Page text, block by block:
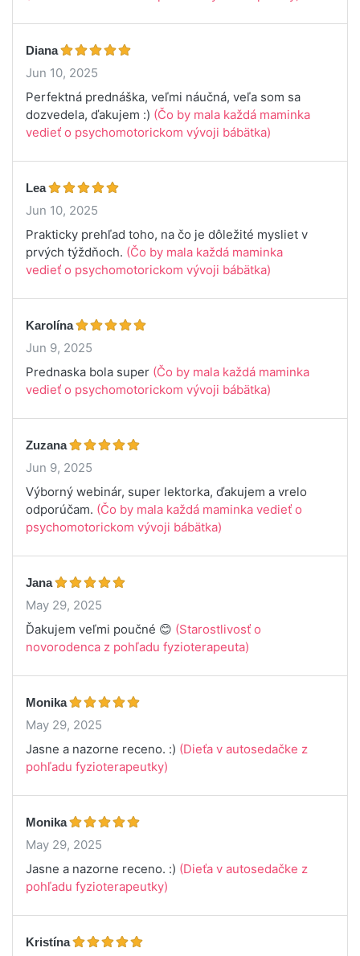
Diana
Jun 10, 2025
Perfektná prednáška, veľmi náučná, veľa som sa
dozvedela, ďakujem :) (Čo by mala každá maminka
vedieť o psychomotorickom vývoji bábätka)
Lea
Jun 10, 2025
Prakticky prehľad toho, na čo je dôležité mysliet v
prvých týždňoch. (Čo by mala každá maminka
vedieť o psychomotorickom vývoji bábätka)
Karolína
Jun 9, 2025
Prednaska bola super (Čo by mala každá maminka
vedieť o psychomotorickom vývoji bábätka)
Zuzana
Jun 9, 2025
Výborný webinár, super lektorka, ďakujem a vrelo
odporúčam. (Čo by mala každá maminka vedieť o
psychomotorickom vývoji bábätka)
Jana
May 29, 2025
Ďakujem veľmi poučné 😊 (Starostlivosť o
novorodenca z pohľadu fyzioterapeuta)
Monika
May 29, 2025
Jasne a nazorne receno. :) (Dieťa v autosedačke z
pohľadu fyzioterapeutky)
Monika
May 29, 2025
Jasne a nazorne receno. :) (Dieťa v autosedačke z
pohľadu fyzioterapeutky)
Kristína